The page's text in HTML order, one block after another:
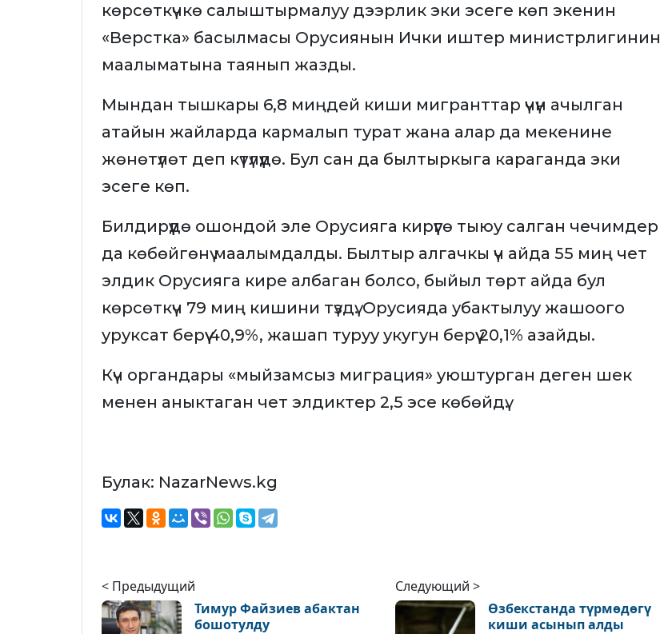
көрсөткүчкө салыштырмалуу дээрлик эки эсеге көп экенин
«Верстка» басылмасы Орусиянын Ички иштер министрлигинин
маалыматына таянып жазды.
Мындан тышкары 6,8 миңдей киши мигранттар үчүн ачылган
атайын жайларда кармалып турат жана алар да мекенине
жөнөтүлөт деп күтүлүүдө. Бул сан да былтыркыга караганда эки
эсеге көп.
Билдирүүдө ошондой эле Орусияга кирүүгө тыюу салган чечимдер
да көбөйгөнү маалымдалды. Былтыр алгачкы үч айда 55 миң чет
элдик Орусияга кире албаган болсо, быйыл төрт айда бул
көрсөткүч 79 миң кишини түздү. Орусияда убактылуу жашоого
уруксат берүү 40,9%, жашап туруу укугун берүү 20,1% азайды.
Күч органдары «мыйзамсыз миграция» уюштурган деген шек
менен аныктаган чет элдиктер 2,5 эсе көбөйдү.
Булак: NazarNews.kg
< Предыдущий
Тимур Файзиев абактан
бошотулду
Следующий >
Өзбекстанда түрмөдөгү
киши асынып алды